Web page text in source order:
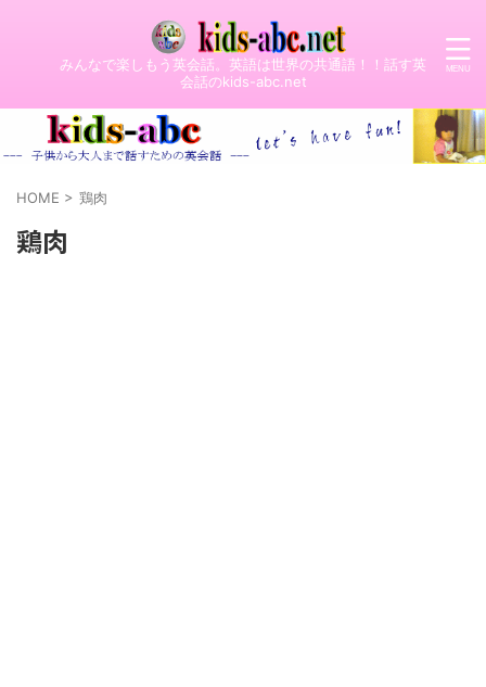
みんなで楽しもう英会話。英語は世界の共通語！！話す英
会話のkids-abc.net
HOME > 鶏肉
鶏肉